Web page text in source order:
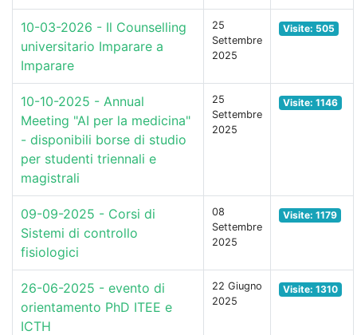
10-03-2026 - Il Counselling
universitario Imparare a
Imparare
25
Settembre
2025
Visite: 505
10-10-2025 - Annual
Meeting "AI per la medicina"
- disponibili borse di studio
per studenti triennali e
magistrali
25
Settembre
2025
Visite: 1146
09-09-2025 - Corsi di
Sistemi di controllo
fisiologici
08
Settembre
2025
Visite: 1179
26-06-2025 - evento di
orientamento PhD ITEE e
ICTH
22 Giugno
2025
Visite: 1310